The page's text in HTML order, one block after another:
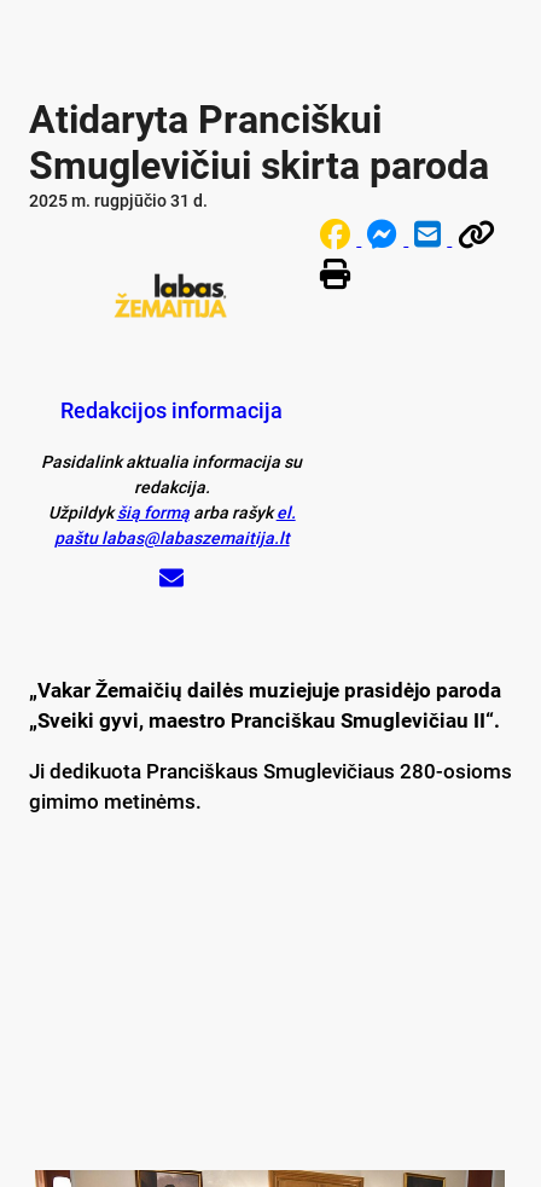
Atidaryta Pranciškui
Smuglevičiui skirta paroda
2025 m. rugpjūčio 31 d.
Redakcijos informacija
Pasidalink aktualia informacija su
redakcija.
Užpildykšią formąarba rašykel.
paštu labas@labaszemaitija.lt
„Vakar Žemaičių dailės muziejuje prasidėjo paroda
„Sveiki gyvi, maestro Pranciškau Smuglevičiau II“.
Ji dedikuota Pranciškaus Smuglevičiaus 280-osioms
gimimo metinėms.